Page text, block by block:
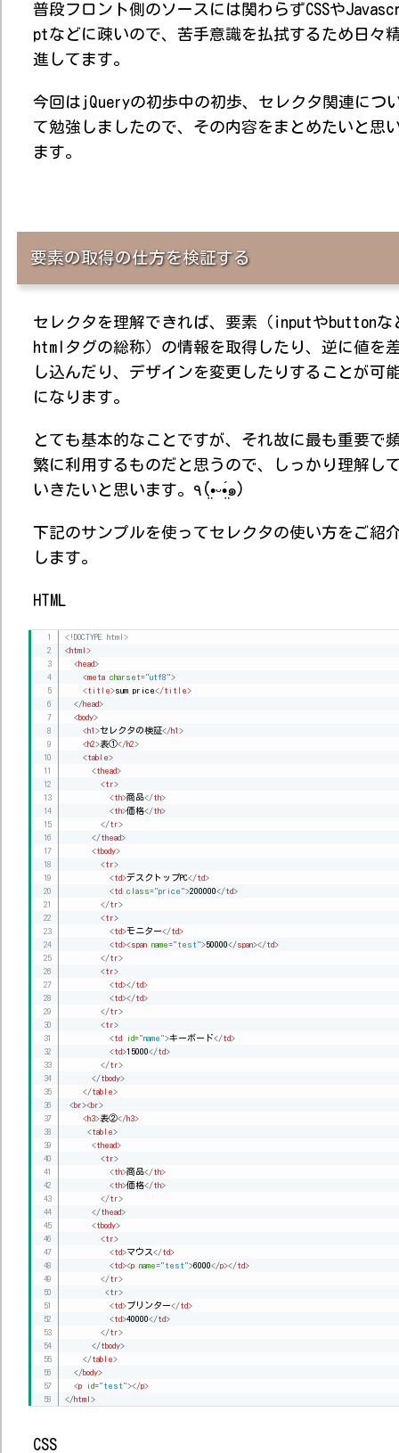
普段フロント側のソースには関わらずCSSや
ptなどに疎いので、苦手意識を払拭するため日々
進してます。
今回はjQueryの初歩中の初歩、セレクタ関連につ
て勉強しましたので、その内容をまとめたいと思
ます。
要素の取得の仕方を検証する
セレクタを理解できれば、要素（inputやbuttonな
htmlタグの総称）の情報を取得したり、逆に値を
し込んだり、デザインを変更したりすることが可
になります。
とても基本的なことですが、それ故に最も重要で
繁に利用するものだと思うので、しっかり理解し
いきたいと思います。٩(•̤̀ᵕ•̤́๑)
下記のサンプルを使ってセレクタの使い方をご紹
します。
HTML
<!DOCTYPE html>
<html >
<head>
<meta charset="utf8 ">
<title>sum price</title>
</head>
<body>
<h1 >セレクタの検証</h1 >
<h2>表①</h2>
<table>
<thead>
<tr>
<th>商品</th>
<th>価格</th>
</tr>
</thead>
<tbody>
<tr>
<td>デスクトップPC</td>
<td class="price ">200000</td>
</tr>
<tr>
<td>モニター</td>
<td><span name=" test">50000</span></td>
</tr>
<tr>
<td></td>
<td></td>
</tr>
<tr>
<td id="name ">キーボード</td>
<td>15000</td>
</tr>
</tbody>
</table>
<br><br>
<h3>表②</h3>
<table>
<thead>
<tr>
<th>商品</th>
<th>価格</th>
</tr>
</thead>
<tbody>
<tr>
<td>マウス </td>
<td><p name=" test">6000</p></td>
</tr>
<tr>
<td>プリンター</td>
<td>40000</td>
</tr>
</tbody>
</table>
</body>
<p id=" test"></p>
</html >
CSS